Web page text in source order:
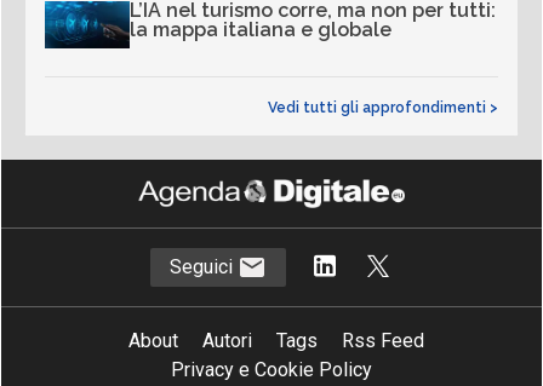
L’IA nel turismo corre, ma non per tutti:
la mappa italiana e globale
Vedi tutti gli approfondimenti >
Seguici
About Autori Tags
Rss Feed
Privacy e Cookie Policy